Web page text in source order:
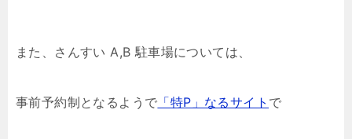
また、さんすい A,B 駐車場については、
事前予約制となるようで 「特P」なるサイト で